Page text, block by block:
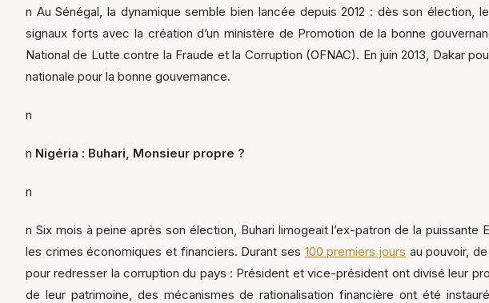
n Au Sénégal, la dynamique semble bien lancée depuis 2012 : dès son élection,
signaux forts avec la création d’un ministère de Promotion de la bonne
National de Lutte contre la Fraude et la Corruption (OFNAC). En juin 2013, Dakar
nationale pour la bonne gouvernance.
n
n Nigéria : Buhari, Monsieur propre ?
n
n Six mois à peine après son élection, Buhari limogeait l’ex-patron de la puissante
les crimes économiques et financiers. Durant ses 100 premiers jours au pouvoir,
pour redresser la corruption du pays : Président et vice-président ont divisé leur
de leur patrimoine, des mécanismes de rationalisation financière ont été